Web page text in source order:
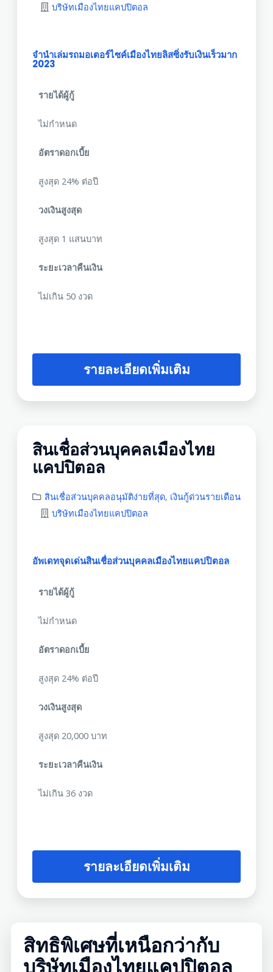
บริษัทเมืองไทยแคปปิตอล
จํานําเล่มรถมอเตอร์ไซค์เมืองไทยลิสซิ่งรับเงินเร็วมาก
2023
รายได้ผู้กู้
ไม่กำหนด
อัตราดอกเบี้ย
สูงสุด 24% ต่อปี
วงเงินสูงสุด
สูงสุด 1 แสนบาท
ระยะเวลาคืนเงิน
ไม่เกิน 50 งวด
รายละเอียดเพิ่มเติม
สินเชื่อส่วนบุคคลเมืองไทย
แคปปิตอล
สินเชื่อส่วนบุคคลอนุมัติง่ายที่สุด, เงินกู้ด่วนรายเดือน
บริษัทเมืองไทยแคปปิตอล
อัพเดทจุดเด่นสินเชื่อส่วนบุคคลเมืองไทยแคปปิตอล
รายได้ผู้กู้
ไม่กำหนด
อัตราดอกเบี้ย
สูงสุด 24% ต่อปี
วงเงินสูงสุด
สูงสุด 20,000 บาท
ระยะเวลาคืนเงิน
ไม่เกิน 36 งวด
รายละเอียดเพิ่มเติม
สิทธิพิเศษที่เหนือกว่ากับ